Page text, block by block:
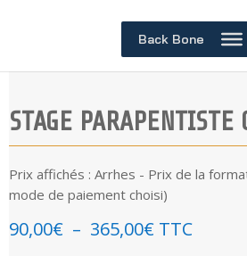
Back Bone
STAGE PARAPENTISTE
Prix affichés : Arrhes - Prix de la
mode de paiement choisi)
90,00€ – 365,00€Plage
TTC